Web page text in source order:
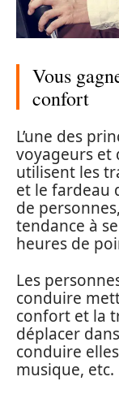
Vous
confort
L’une des
voyageurs et
utilisent les
et le fardeau
de
tendance à
heures de
Les
conduire
confort et la
déplacer
conduire
musique, etc.